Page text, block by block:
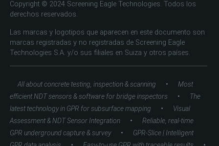
Copyright © 2024 Screening Eagle Technologies. Todos los
derechos reservados.
Las marcas y logotipos que aparecen en este documento son
marcas registradas y no registradas de Screening Eagle
Technologies S.A. y/o sus filiales en Suiza y otros países.
All about concrete testing, inspection & scanning •
Most
efficient NDT sensors & software for bridge inspectors
•
The
latest technology in GPR for subsurface mapping
•
Visual
Assessment & NDT Sensor Integration
•
Reliable, real-time
GPR underground capture & survey
•
GPR-Slice | Intelligent